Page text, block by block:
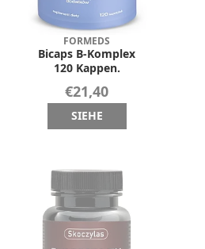
FORMEDS
Bicaps B-Komplex
120 Kappen.
€21,40
SIEHE